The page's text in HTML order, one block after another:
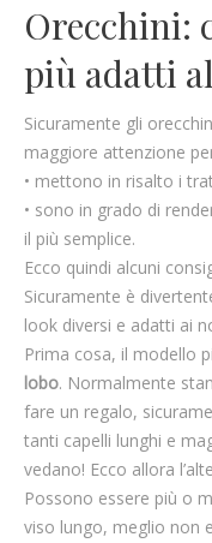
Orecchini:
più adatti
Sicuramente gli
maggiore attenzione
• mettono in risalto i
• sono in grado di
il più semplice.
Ecco quindi alcuni
Sicuramente è
look diversi e adatti ai
Prima cosa, il modello
lobo. Normalmente
fare un regalo,
tanti capelli lunghi e
vedano! Ecco allora
Possono essere più o
viso lungo, meglio non